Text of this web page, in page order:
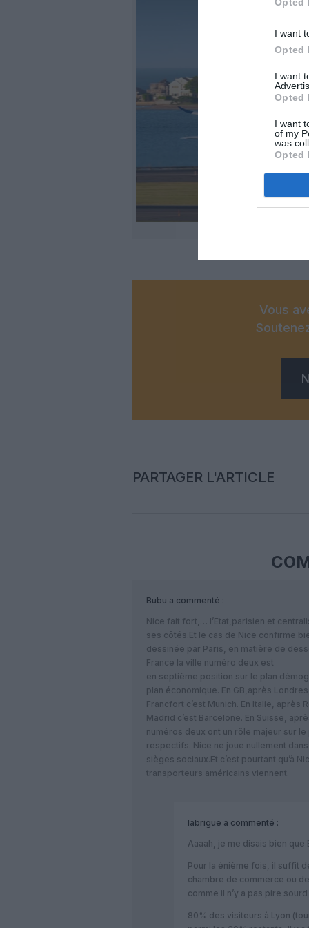
I want
Opted
I want
Opted
I want
of my
was
Opted
Vous
PARTAGER L'ARTICLE
Bubu a commenté :
Nice fait fort,… l’Etat,parisien et
ses côtés.Et le cas de Nice confirme
dessinée par Paris, en matière de
France la ville numéro deux est
en septième position sur le plan
plan économique. En GB,après
Francfort c’est Munich. En Italie, après
Madrid c’est Barcelone. En Suisse,
numéros deux ont un rôle majeur sur
respectifs. Nice ne joue nullement
sièges sociaux.Et c’est pourtant qu’à
transporteurs américains viennent.
labrigue a commenté :
Aaaah, je me disais bien que
Pour la énième fois, il suffit
chambre de commerce ou
comme il n’y a pas pire
80% des visiteurs à Lyon